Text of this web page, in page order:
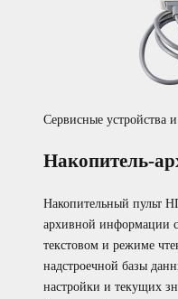
Сервисные устройства
Накопитель-
Накопительный пульт
архивной информации
текстовом и режиме
надстроечной базы
настройки и текущих